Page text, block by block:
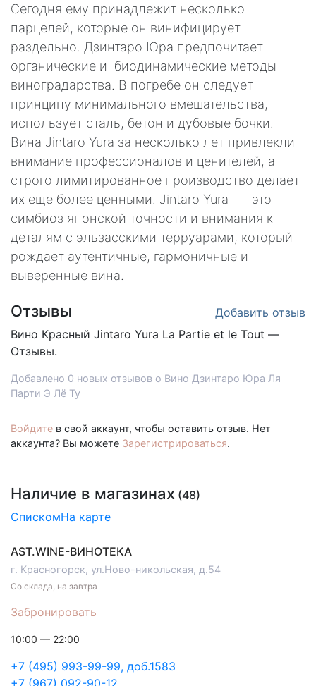
Сегодня ему принадлежит несколько
парцелей, которые он винифицирует
раздельно. Дзинтаро Юра предпочитает
органические и биодинамические методы
виноградарства. В погребе он следует
принципу минимального вмешательства,
использует сталь, бетон и дубовые бочки.
Вина Jintaro Yura за несколько лет привлекли
внимание профессионалов и ценителей, а
строго лимитированное производство делает
их еще более ценными. Jintaro Yura — это
симбиоз японской точности и внимания к
деталям с эльзасскими терруарами, который
рождает аутентичные, гармоничные и
выверенные вина.
Отзывы
Добавить отзыв
Вино Красный Jintaro Yura La Partie et le Tout —
Отзывы.
Добавлено 0 новых отзывов о Вино Дзинтаро Юра Ля
Парти Э Лё Ту
Войдите в свой аккаунт, чтобы оставить отзыв. Нет
аккаунта? Вы можете Зарегистрироваться.
Наличие в магазинах (48)
СпискомНа карте
AST.WINE-ВИНОТЕКА
г. Красногорск, ул.Ново-никольская, д.54
Забронировать
Со склада, на завтра
+7 (495) 993-99-99, доб.1583
10:00 — 22:00